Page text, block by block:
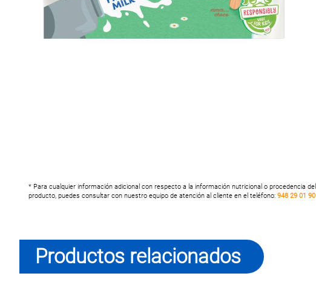
* Para cualquier información adicional con respecto a la información nutricional o procedencia del
producto, puedes consultar con nuestro equipo de atención al cliente en el teléfono: 948 29 01 90
Productos relacionados